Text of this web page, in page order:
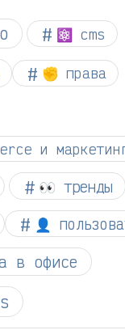
⚛ cms
✊ права
и
👀 тренды
👤
в офисе